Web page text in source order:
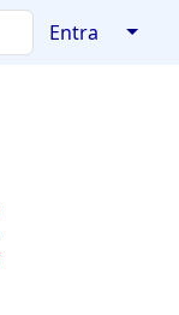
Entra ↓